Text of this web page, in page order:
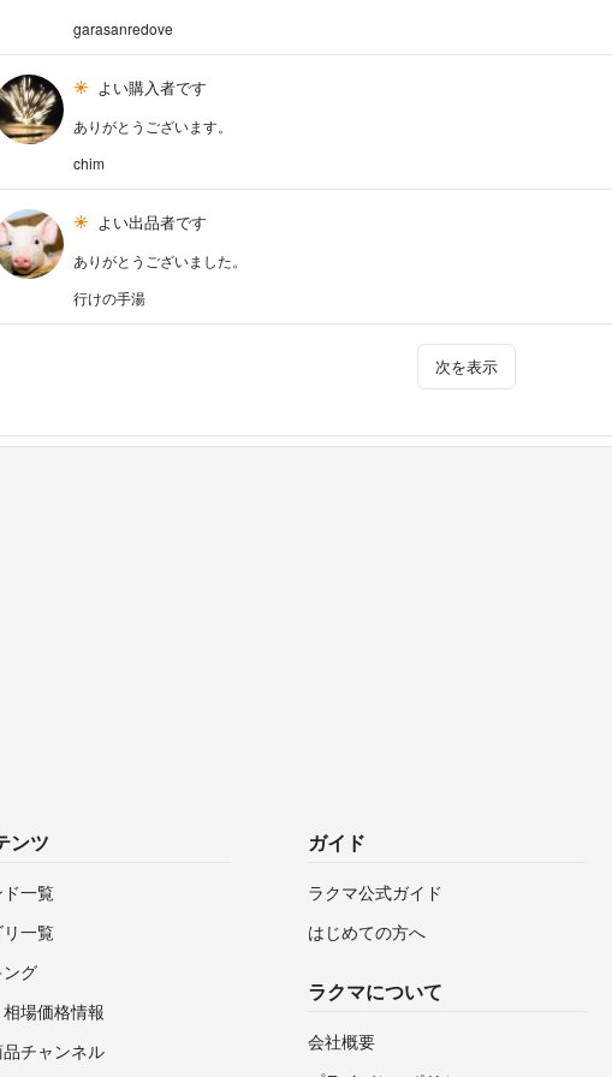
garasanredove
よい購入者です
ありがとうございます。
chim
よい出品者です
ありがとうございました。
行けの手湯
次を表示
ンツ
一覧
一覧
グ
場価格情報
品チャンネル
ガイド
ラクマ公式ガイド
はじめての方へ
ラクマについて
会社概要